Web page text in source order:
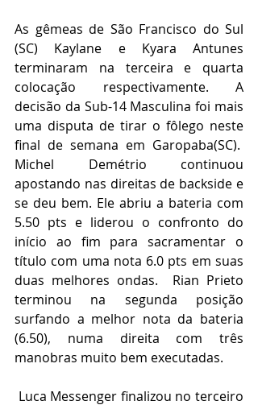
As gêmeas de São Francisco do Sul
(SC) Kaylane e Kyara Antunes
terminaram na terceira e quarta
colocação respectivamente. A
decisão da Sub-14 Masculina foi mais
uma disputa de tirar o fôlego neste
final de semana em Garopaba(SC).
Michel Demétrio continuou
apostando nas direitas de backside e
se deu bem. Ele abriu a bateria com
5.50 pts e liderou o confronto do
início ao fim para sacramentar o
título com uma nota 6.0 pts em suas
duas melhores ondas.  Rian Prieto
terminou na segunda posição
surfando a melhor nota da bateria
(6.50), numa direita com três
manobras muito bem executadas.